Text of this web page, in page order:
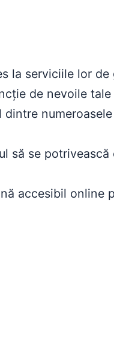
la serviciile lor de
de nevoile
să se
accesibil online